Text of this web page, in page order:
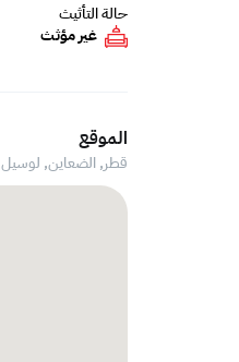
حالة التأثيث
غير مؤثث
الموقع
قطر, الضعاين, لوسيل